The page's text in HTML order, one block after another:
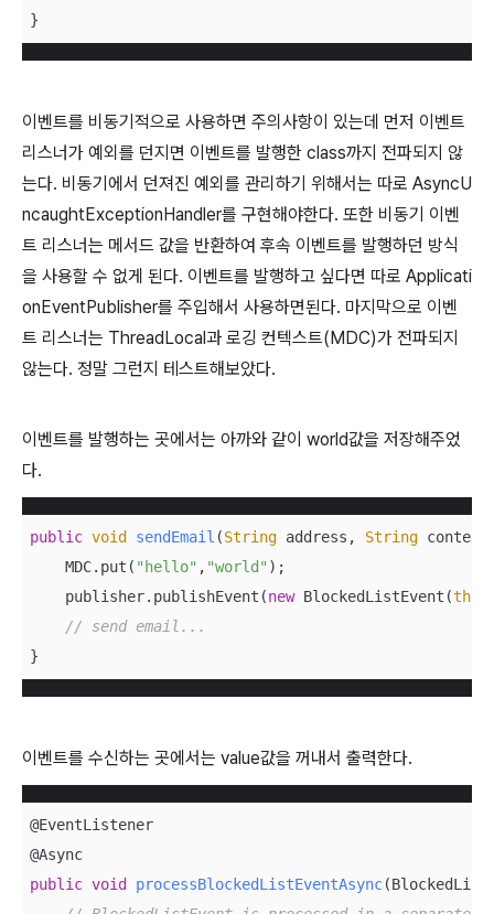
}
이벤트를 비동기적으로 사용하면 주의사항이 있는데 먼저 이벤트
리스너가 예외를 던지면 이벤트를 발행한 class까지 전파되지 않
는다. 비동기에서 던져진 예외를 관리하기 위해서는 따로 AsyncU
ncaughtExceptionHandler를 구현해야한다. 또한 비동기 이벤
트 리스너는 메서드 값을 반환하여 후속 이벤트를 발행하던 방식
을 사용할 수 없게 된다. 이벤트를 발행하고 싶다면 따로 Applicati
onEventPublisher를 주입해서 사용하면된다. 마지막으로 이벤
트 리스너는 ThreadLocal과 로깅 컨텍스트(MDC)가 전파되지
않는다. 정말 그런지 테스트해보았다.
이벤트를 발행하는 곳에서는 아까와 같이 world값을 저장해주었
다.
public void sendEmail (String address, String content
    MDC.put(
"hello" , "world" );
    publisher.publishEvent(
new BlockedListEvent(this
// send email...
}
이벤트를 수신하는 곳에서는 value값을 꺼내서 출력한다.
@EventListener
public void processBlockedListEventAsync(